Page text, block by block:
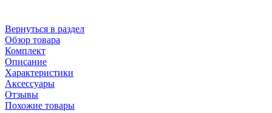
Вернуться в раздел
Обзор товара
Комплект
Описание
Характеристики
Аксессуары
Отзывы
Похожие товары